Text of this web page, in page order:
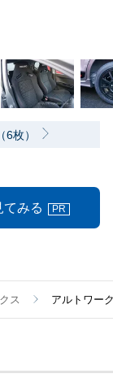
枚）
みる PR
ス アルトワー